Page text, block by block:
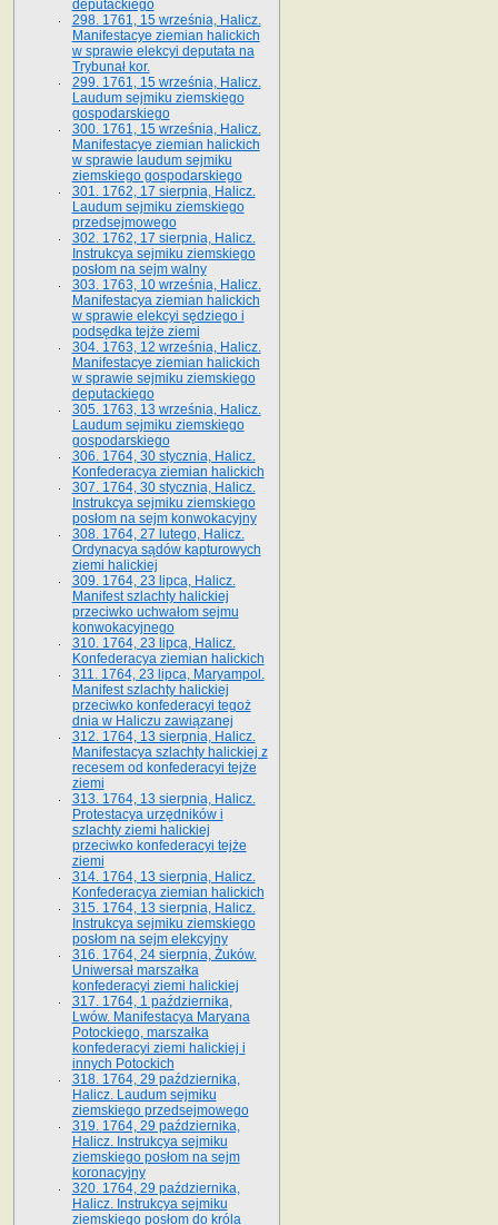
deputackiego
298. 1761, 15 września, Halicz.
Manifestacye ziemian halickich
w sprawie elekcyi deputata na
Trybunał kor.
299. 1761, 15 września, Halicz.
Laudum sejmiku ziemskiego
gospodarskiego
300. 1761, 15 września, Halicz.
Manifestacye ziemian halickich
w sprawie laudum sejmiku
ziemskiego gospodarskiego
301. 1762, 17 sierpnia, Halicz.
Laudum sejmiku ziemskiego
przedsejmowego
302. 1762, 17 sierpnia, Halicz.
Instrukcya sejmiku ziemskiego
posłom na sejm walny
303. 1763, 10 września, Halicz.
Manifestacya ziemian halickich
w sprawie elekcyi sędziego i
podsędka tejże ziemi
304. 1763, 12 września, Halicz.
Manifestacye ziemian halickich
w sprawie sejmiku ziemskiego
deputackiego
305. 1763, 13 września, Halicz.
Laudum sejmiku ziemskiego
gospodarskiego
306. 1764, 30 stycznia, Halicz.
Konfederacya ziemian halickich
307. 1764, 30 stycznia, Halicz.
Instrukcya sejmiku ziemskiego
posłom na sejm konwokacyjny
308. 1764, 27 lutego, Halicz.
Ordynacya sądów kapturowych
ziemi halickiej
309. 1764, 23 lipca, Halicz.
Manifest szlachty halickiej
przeciwko uchwałom sejmu
konwokacyjnego
310. 1764, 23 lipca, Halicz.
Konfederacya ziemian halickich
311. 1764, 23 lipca, Maryampol.
Manifest szlachty halickiej
przeciwko konfederacyi tegoż
dnia w Haliczu zawiązanej
312. 1764, 13 sierpnia, Halicz.
Manifestacya szlachty halickiej z
recesem od konfederacyi tejże
ziemi
313. 1764, 13 sierpnia, Halicz.
Protestacya urzędników i
szlachty ziemi halickiej
przeciwko konfederacyi tejże
ziemi
314. 1764, 13 sierpnia, Halicz.
Konfederacya ziemian halickich
315. 1764, 13 sierpnia, Halicz.
Instrukcya sejmiku ziemskiego
posłom na sejm elekcyjny
316. 1764, 24 sierpnia, Żuków.
Uniwersał marszałka
konfederacyi ziemi halickiej
317. 1764, 1 października,
Lwów. Manifestacya Maryana
Potockiego, marszałka
konfederacyi ziemi halickiej i
innych Potockich
318. 1764, 29 października,
Halicz. Laudum sejmiku
ziemskiego przedsejmowego
319. 1764, 29 października,
Halicz. Instrukcya sejmiku
ziemskiego posłom na sejm
koronacyjny
320. 1764, 29 października,
Halicz. Instrukcya sejmiku
ziemskiego posłom do króla